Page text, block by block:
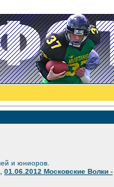
и юниоров.
01.06.2012 Московские Волки -